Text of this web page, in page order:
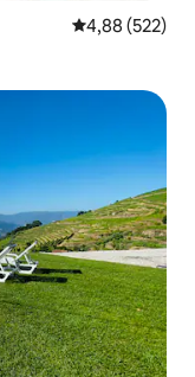
Évaluation
4,88 (522)